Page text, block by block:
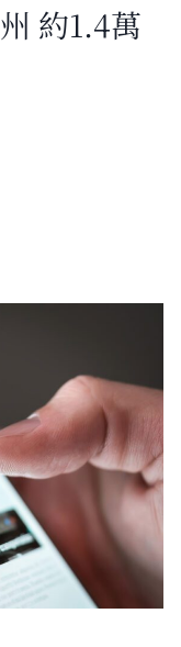
約1.4萬